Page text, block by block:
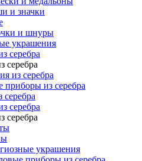
и значки
и шнуры
украшения
серебра
серебра
из серебра
приборы из серебра
серебра
серебра
серебра
украшения